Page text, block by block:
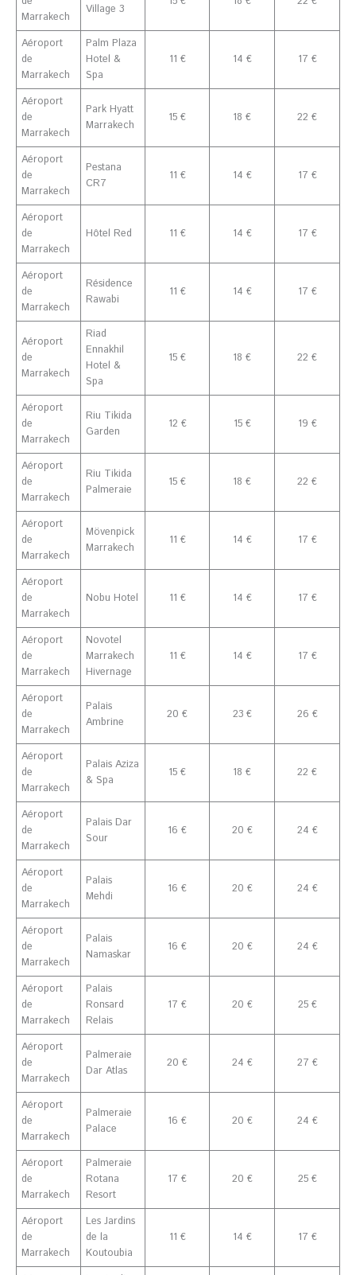
Marrakech
Village 3
Aéroport
de
Marrakech
Palm Plaza
Hotel &
Spa
11 € 14 € 17 €
Aéroport
de
Marrakech
Park Hyatt
Marrakech
15 € 18 € 22 €
Aéroport
de
Marrakech
Pestana
CR7
11 € 14 € 17 €
Aéroport
de
Marrakech
Hôtel Red 11 € 14 € 17 €
Aéroport
de
Marrakech
Résidence
Rawabi
11 € 14 € 17 €
Aéroport
de
Marrakech
Riad
Ennakhil
Hotel &
Spa
15 € 18 € 22 €
Aéroport
de
Marrakech
Riu Tikida
Garden
12 € 15 € 19 €
Aéroport
de
Marrakech
Riu Tikida
Palmeraie
15 € 18 € 22 €
Aéroport
de
Marrakech
Mövenpick
Marrakech
11 € 14 € 17 €
Aéroport
de
Marrakech
Nobu Hotel 11 € 14 € 17 €
Aéroport
de
Marrakech
Novotel
Marrakech
Hivernage
11 € 14 € 17 €
Aéroport
de
Marrakech
Palais
Ambrine
20 € 23 € 26 €
Aéroport
de
Marrakech
Palais Aziza
& Spa
15 € 18 € 22 €
Aéroport
de
Marrakech
Palais Dar
Sour
16 € 20 € 24 €
Aéroport
de
Marrakech
Palais
Mehdi
16 € 20 € 24 €
Aéroport
de
Marrakech
Palais
Namaskar
16 € 20 € 24 €
Aéroport
de
Marrakech
Palais
Ronsard
Relais
17 € 20 € 25 €
Aéroport
de
Marrakech
Palmeraie
Dar Atlas
20 € 24 € 27 €
Aéroport
de
Marrakech
Palmeraie
Palace
16 € 20 € 24 €
Aéroport
de
Marrakech
Palmeraie
Rotana
Resort
17 € 20 € 25 €
Aéroport
de
Marrakech
Les Jardins
de la
Koutoubia
11 € 14 € 17 €